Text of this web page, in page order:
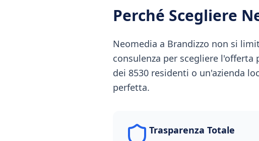
Perché Scegliere
Neomedia a Brandizzo non si
consulenza per scegliere l'offerta
dei 8530 residenti o un'azienda
perfetta.
Trasparenza Totale